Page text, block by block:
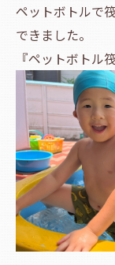
ペットボトルで
できました。
『ペットボト